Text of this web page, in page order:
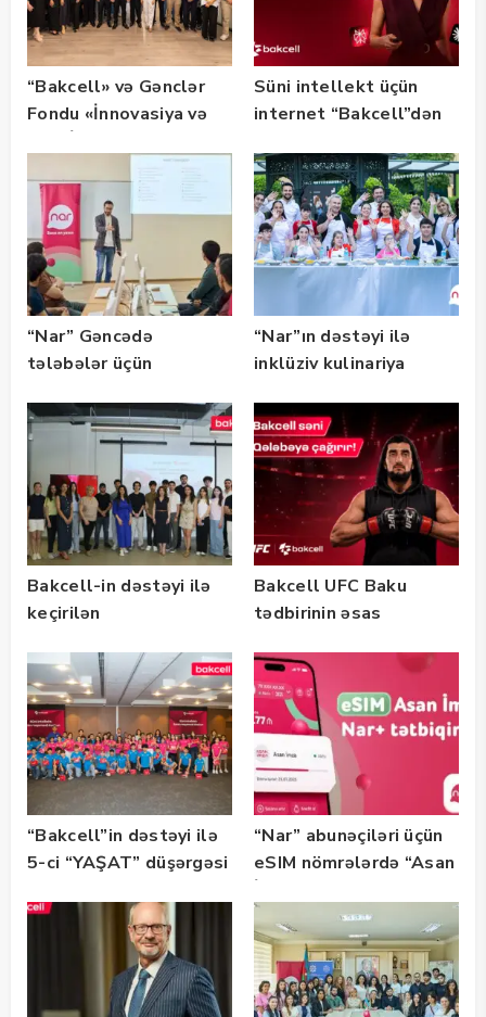
“Bakcell» və Gənclər
Fondu «İnnovasiya və
təqaüd proqramının
qalibləri ilə görüş
keçirib
Süni intellekt üçün
internet “Bakcell”dən
“Nar” Gəncədə
tələbələr üçün
təlimləri təşkil edib
“Nar”ın dəstəyi ilə
inklüziv kulinariya
keçirilib — Fotolar
Bakcell-in dəstəyi ilə
keçirilən
Bootcamp” başladı
Bakcell UFC Baku
tədbirinin əsas
“Bakcell”in dəstəyi ilə
5-ci “YAŞAT” düşərgəsi
“Nar” abunəçiləri üçün
eSIM nömrələrdə “Asan
istifadəyə verildi